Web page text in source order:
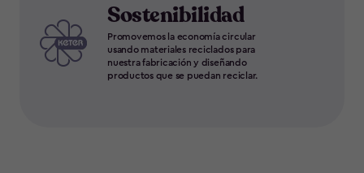
Sostenibilidad
Promovemos la economía circular
usando materiales reciclados para
nuestra fabricación y diseñando
productos que se puedan reciclar.